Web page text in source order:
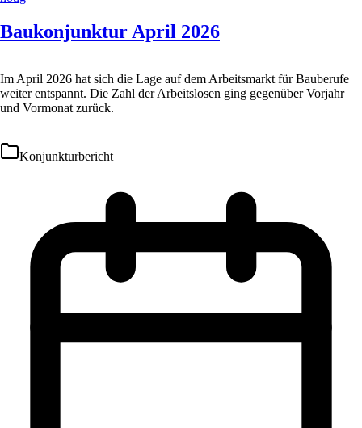
Baukonjunktur April 2026
Im April 2026 hat sich die Lage auf dem Arbeitsmarkt für Bauberufe
weiter entspannt. Die Zahl der Arbeitslosen ging gegenüber Vorjahr
und Vormonat zurück.
Konjunkturbericht